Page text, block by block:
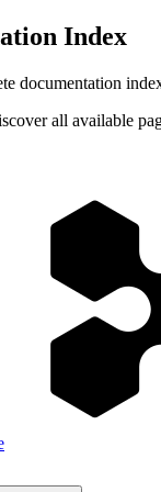
Index
documentation
all available